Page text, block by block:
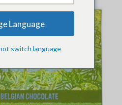
Language
switch language